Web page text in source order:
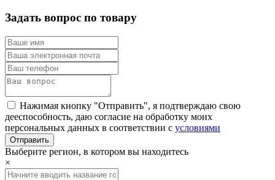
Задать вопрос по товару
Нажимая кнопку "Отправить", я подтверждаю свою
дееспособность, даю согласие на обработку моих
персональных данных в соответствии с условиями
Выберите регион, в котором вы находитесь
×